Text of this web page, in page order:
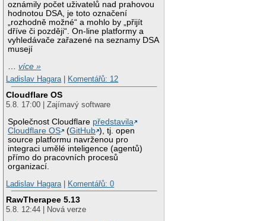
oznámily počet uživatelů nad prahovou
hodnotou DSA, je toto označení
„rozhodně možné“ a mohlo by „přijít
dříve či později“. On-line platformy a
vyhledávače zařazené na seznamy DSA
musejí
…více »
Ladislav Hagara| Komentářů: 12
Cloudflare OS
5.8. 17:00 | Zajímavý software
Společnost Cloudflare představila
Cloudflare OS
(GitHub ), tj. open
source platformu navrženou pro
integraci umělé inteligence (agentů)
přímo do pracovních procesů
organizací.
Ladislav Hagara| Komentářů: 0
RawTherapee 5.13
5.8. 12:44 | Nová verze